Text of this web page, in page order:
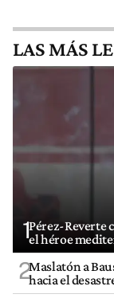
LAS MÁS
1Pérez-Reverte
el héroe
2Maslatón a
hacia el